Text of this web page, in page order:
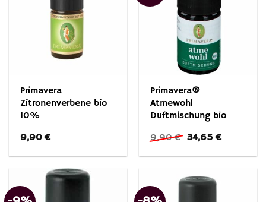
Primavera
Zitronenverbene bio
10%
9,90€
Primavera®
Atmewohl
Duftmischung bio
9,90€ Ursprünglicher
war:
34,65€
ist: